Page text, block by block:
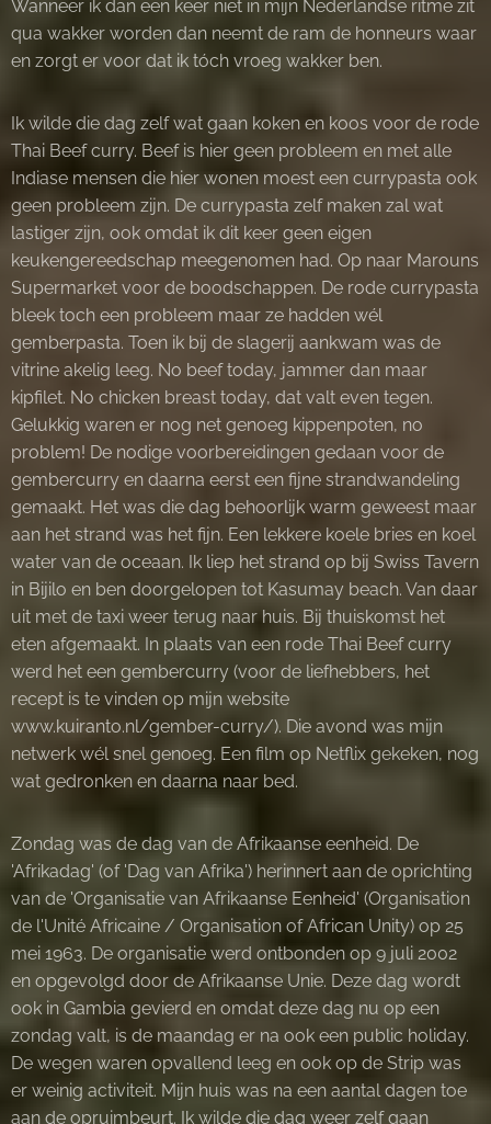
Wanneer ik dan een keer niet in mijn Nederlandse ritme zit
qua wakker worden dan neemt de ram de honneurs waar
en zorgt er voor dat ik tóch vroeg wakker ben.
Ik wilde die dag zelf wat gaan koken en koos voor de rode
Thai Beef curry. Beef is hier geen probleem en met alle
Indiase mensen die hier wonen moest een currypasta ook
geen probleem zijn. De currypasta zelf maken zal wat
lastiger zijn, ook omdat ik dit keer geen eigen
keukengereedschap meegenomen had. Op naar Marouns
Supermarket voor de boodschappen. De rode currypasta
bleek toch een probleem maar ze hadden wél
gemberpasta. Toen ik bij de slagerij aankwam was de
vitrine akelig leeg. No beef today, jammer dan maar
kipfilet. No chicken breast today, dat valt even tegen.
Gelukkig waren er nog net genoeg kippenpoten, no
problem! De nodige voorbereidingen gedaan voor de
gembercurry en daarna eerst een fijne strandwandeling
gemaakt. Het was die dag behoorlijk warm geweest maar
aan het strand was het fijn. Een lekkere koele bries en koel
water van de oceaan. Ik liep het strand op bij Swiss Tavern
in Bijilo en ben doorgelopen tot Kasumay beach. Van daar
uit met de taxi weer terug naar huis. Bij thuiskomst het
eten afgemaakt. In plaats van een rode Thai Beef curry
werd het een gembercurry (voor de liefhebbers, het
recept is te vinden op mijn website
www.kuiranto.nl/gember-curry/). Die avond was mijn
netwerk wél snel genoeg. Een film op Netflix gekeken, nog
wat gedronken en daarna naar bed.
Zondag was de dag van de Afrikaanse eenheid. De
'Afrikadag' (of 'Dag van Afrika') herinnert aan de oprichting
van de 'Organisatie van Afrikaanse Eenheid' (Organisation
de l'Unité Africaine / Organisation of African Unity) op 25
mei 1963. De organisatie werd ontbonden op 9 juli 2002
en opgevolgd door de Afrikaanse Unie. Deze dag wordt
ook in Gambia gevierd en omdat deze dag nu op een
zondag valt, is de maandag er na ook een public holiday.
De wegen waren opvallend leeg en ook op de Strip was
er weinig activiteit. Mijn huis was na een aantal dagen toe
aan de opruimbeurt. Ik wilde die dag weer zelf gaan